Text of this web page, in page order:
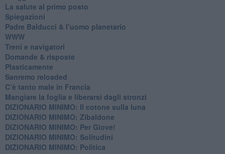
​La salute al primo posto
Spiegazioni
Padre Balducci & l’uomo planetario
WWW
​Treni e navigatori
​Domande & risposte
​Plasticamente
Sanremo reloaded
C’è tanto male in Francia
​Mangiare la foglia e liberarsi dagli stronzi
DIZIONARIO MINIMO: Il cotone sulla luna
DIZIONARIO MINIMO: Zibaldone
DIZIONARIO MINIMO: Per Giove!
DIZIONARIO MINIMO: Solitudini
DIZIONARIO MINIMO: Politica